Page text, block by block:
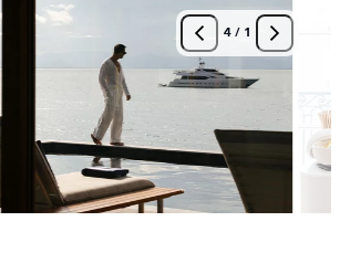
1
/
4